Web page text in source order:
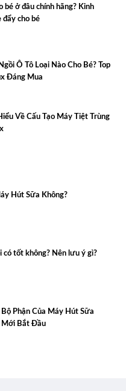
bé ở đâu chính hãng? Kinh
đẩy cho bé
Ô Tô Loại Nào Cho Bé? Top
Đáng Mua
Về Cấu Tạo Máy Tiệt Trùng
Hút Sữa Không?
có tốt không? Nên lưu ý gì?
Bộ Phận Của Máy Hút Sữa
Mới Bắt Đầu